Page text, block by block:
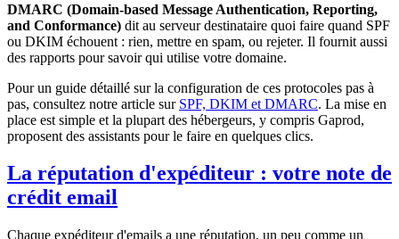
DMARC (Domain-based Message Authentication, Reporting,
and Conformance) dit au serveur destinataire quoi faire quand SPF
ou DKIM échouent : rien, mettre en spam, ou rejeter. Il fournit aussi
des rapports pour savoir qui utilise votre domaine.
Pour un guide détaillé sur la configuration de ces protocoles pas à
pas, consultez notre article sur SPF, DKIM et DMARC. La mise en
place est simple et la plupart des hébergeurs, y compris Gaprod,
proposent des assistants pour le faire en quelques clics.
La réputation d'expéditeur : votre note de
crédit email
Chaque expéditeur d'emails a une réputation, un peu comme un